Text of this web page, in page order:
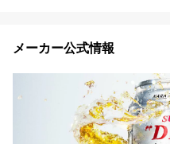
メーカー公式情報